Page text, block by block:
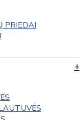
PRIEDAI